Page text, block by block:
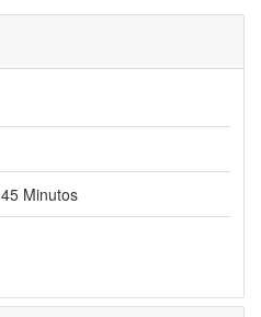
45 Minutos